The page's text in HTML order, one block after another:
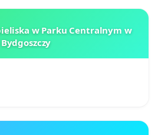
w Parku Centralnym w
Bydgoszczy